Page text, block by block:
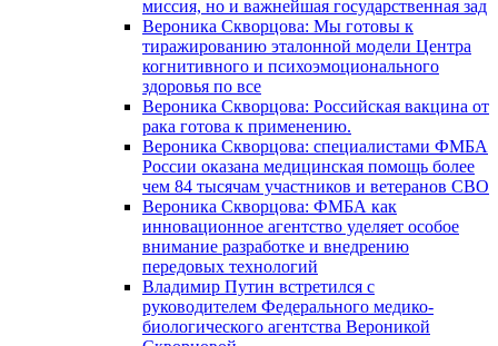
миссия, но и важнейшая государственная зад
Вероника Скворцова: Мы готовы к
тиражированию эталонной модели Центра
когнитивного и психоэмоционального
здоровья по все
Вероника Скворцова: Российская вакцина от
рака готова к применению.
Вероника Скворцова: специалистами ФМБА
России оказана медицинская помощь более
чем 84 тысячам участников и ветеранов СВО
Вероника Скворцова: ФМБА как
инновационное агентство уделяет особое
внимание разработке и внедрению
передовых технологий
Владимир Путин встретился с
руководителем Федерального медико-
биологического агентства Вероникой